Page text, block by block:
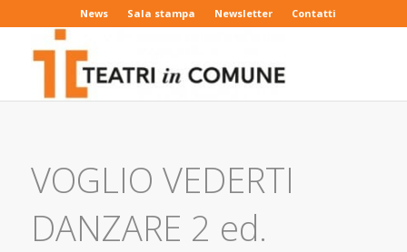
News Sala stampa Newsletter Contatti
VOGLIO VEDERTI
DANZARE 2 ed.